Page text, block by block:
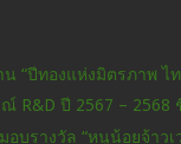
น “ปีทองแห่งมิตรภาพ ไ
R&D ปี 2567 – 2568
บรางวัล “หนูน้อยจ้าว